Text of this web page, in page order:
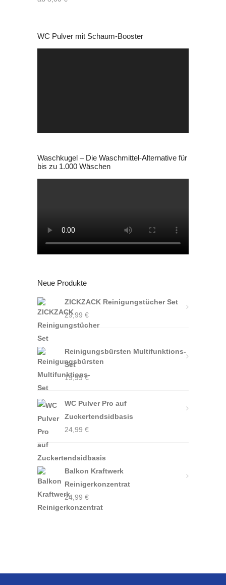
WC Pulver mit Schaum-Booster
Waschkugel – Die Waschmittel-Alternative für
bis zu 1.000 Wäschen
Neue Produkte
ZICKZACK Reinigungstücher Set
29,99 €
Reinigungsbürsten Multifunktions-
Set
19,99€
WC Pulver Pro auf
Zuckertendsidbasis
24,99 €
Balkon Kraftwerk
Reinigerkonzentrat
24,99 €